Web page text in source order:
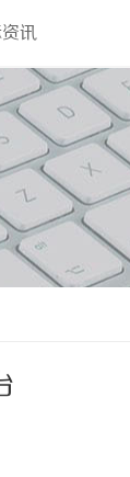
讯